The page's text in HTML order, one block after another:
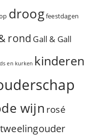
droogfeestdagen
rond Gall & Gall
en kurken kinderen
wijn rosé
tweelingouder